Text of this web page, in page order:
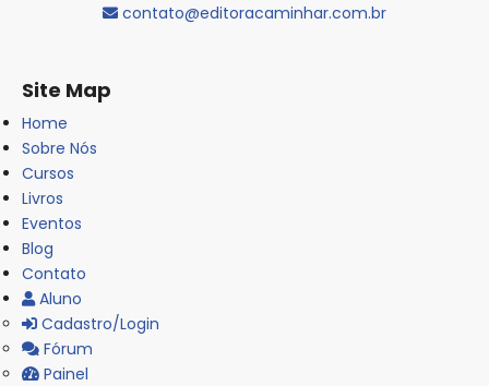
contato@editoracaminhar.com.br
Site Map
Home
Sobre Nós
Cursos
Livros
Eventos
Blog
Contato
Aluno
Cadastro/Login
Fórum
Painel